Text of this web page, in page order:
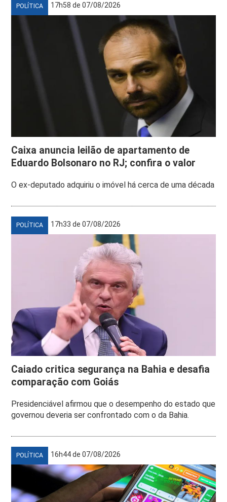
POLÍTICA 17h58 de 07/08/2026
Caixa anuncia leilão de apartamento de
Eduardo Bolsonaro no RJ; confira o valor
O ex-deputado adquiriu o imóvel há cerca de uma década
POLÍTICA 17h33 de 07/08/2026
Caiado critica segurança na Bahia e desafia
comparação com Goiás
Presidenciável afirmou que o desempenho do estado que
governou deveria ser confrontado com o da Bahia.
POLÍTICA 16h44 de 07/08/2026